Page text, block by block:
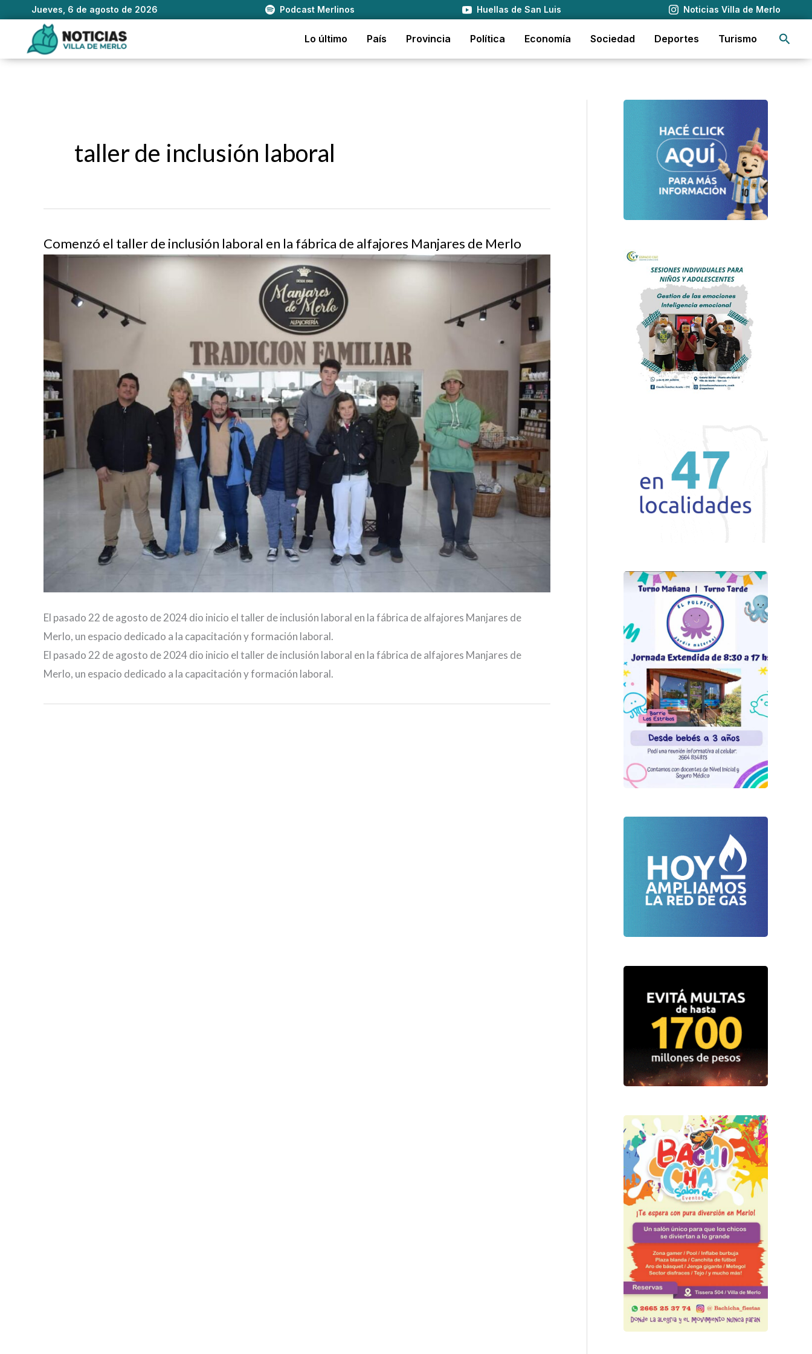
Jueves, 6 de agosto de 2026 Podcast Merlinos Huellas de San Luis Noticias Villa de Merlo
contenido
Lo último País Provincia Política Economía Sociedad Deportes Turismo
taller de inclusión laboral
Comenzó el taller de inclusión laboral en la fábrica de alfajores Manjares de Merlo
El pasado 22 de agosto de 2024 dio inicio el taller de inclusión laboral en la fábrica de alfajores Manjares de
Merlo, un espacio dedicado a la capacitación y formación laboral.
El pasado 22 de agosto de 2024 dio inicio el taller de inclusión laboral en la fábrica de alfajores Manjares de
Merlo, un espacio dedicado a la capacitación y formación laboral.